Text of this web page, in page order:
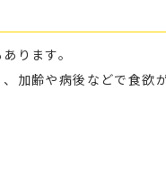
ります。
加齢や病後などで食